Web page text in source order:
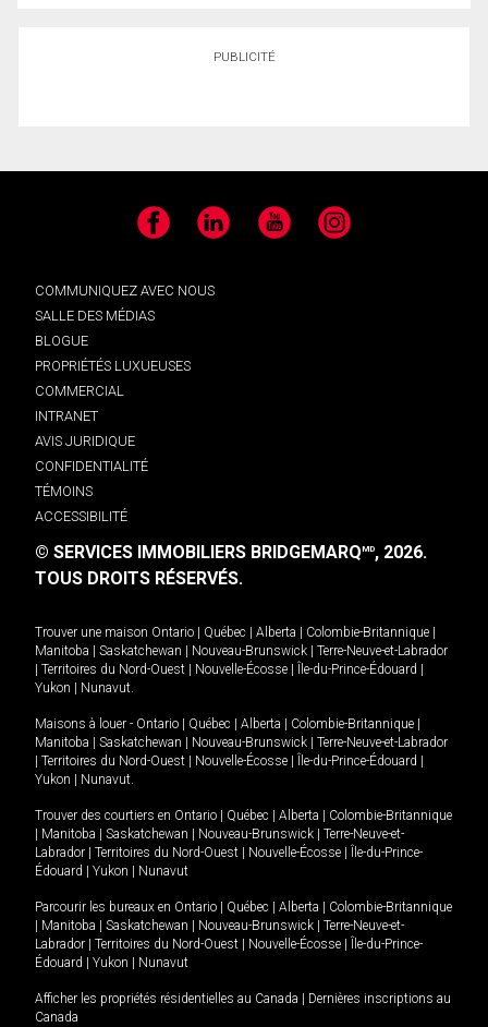
PUBLICITÉ
Facebook LinkedIn YouTube Instagram
COMMUNIQUEZ AVEC NOUS
SALLE DES MÉDIAS
BLOGUE
PROPRIÉTÉS LUXUEUSES
COMMERCIAL
INTRANET
AVIS JURIDIQUE
CONFIDENTIALITÉ
TÉMOINS
ACCESSIBILITÉ
© SERVICES IMMOBILIERS BRIDGEMARQMD, 2026.
TOUS DROITS RÉSERVÉS.
Trouver une maison Ontario | Québec | Alberta | Colombie-Britannique |
Manitoba | Saskatchewan | Nouveau-Brunswick | Terre-Neuve-et-Labrador
| Territoires du Nord-Ouest | Nouvelle-Écosse | Île-du-Prince-Édouard |
Yukon | Nunavut
Maisons à louer - Ontario | Québec | Alberta | Colombie-Britannique |
Manitoba | Saskatchewan | Nouveau-Brunswick | Terre-Neuve-et-Labrador
| Territoires du Nord-Ouest | Nouvelle-Écosse | Île-du-Prince-Édouard |
Yukon | Nunavut
Trouver des courtiers en Ontario | Québec | Alberta | Colombie-Britannique
| Manitoba | Saskatchewan | Nouveau-Brunswick | Terre-Neuve-et-
Labrador | Territoires du Nord-Ouest | Nouvelle-Écosse | Île-du-Prince-
Édouard | Yukon | Nunavut
Parcourir les bureaux en Ontario | Québec | Alberta | Colombie-Britannique
| Manitoba | Saskatchewan | Nouveau-Brunswick | Terre-Neuve-et-
Labrador | Territoires du Nord-Ouest | Nouvelle-Écosse | Île-du-Prince-
Édouard | Yukon | Nunavut
Afficher les propriétés résidentielles au Canada | Dernières inscriptions au
Canada